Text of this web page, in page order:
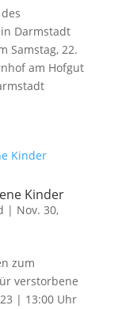
Darmstadt
Samstag, 22.
am Hofgut
Kinder
| Nov. 30,
zum
verstorbene
| 13:00 Uhr